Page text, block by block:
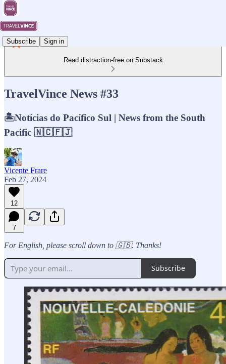
Subscribe Sign in
Read distraction-free on Substack
TravelVince News #33
🏝️Notícias do Pacífico Sul | News from the South
Pacific 🇳🇨🇫🇯
Vicente Frare
Feb 27, 2024
12
7
For English, please scroll down to 🇬🇧. Thanks!
Subscribe